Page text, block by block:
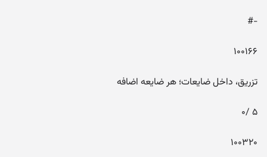
-#
۱۰۰۱۶۶
تزریق، داخل ضایعات؛ هر ضایعه اضافه
۵ /۰
۱۰۰۳۲۰